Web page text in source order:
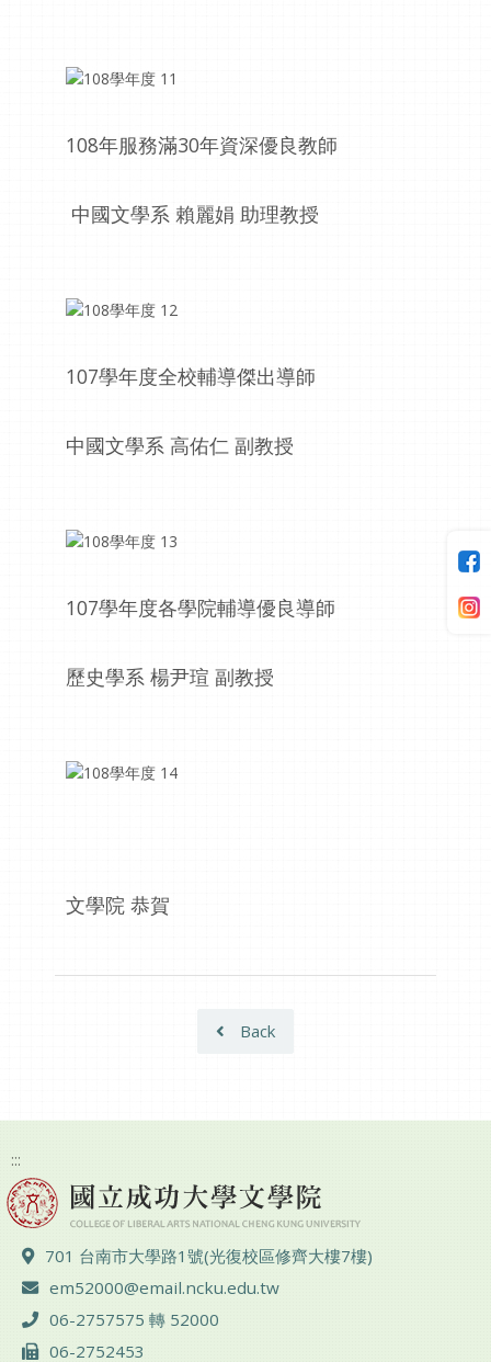
108年服務滿30年資深優良教師
中國文學系 賴麗娟 助理教授
107學年度全校輔導傑出導師
中國文學系 高佑仁 副教授
107學年度各學院輔導優良導師
歷史學系 楊尹瑄 副教授
文學院 恭賀
Back
:::
ADD :
701 台南市大學路1號(光復校區修齊大樓7樓)
Email :
em52000@email.ncku.edu.tw
TEL :
06-2757575 轉 52000
FAX :
06-2752453